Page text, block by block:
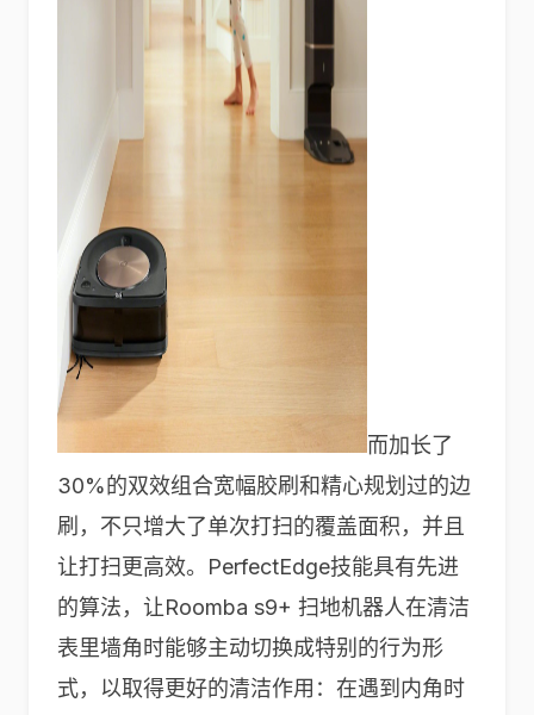
而加长了
30%的双效组合宽幅胶刷和精心规划过的边
刷，不只增大了单次打扫的覆盖面积，并且
让打扫更高效。PerfectEdge技能具有先进
的算法，让Roomba s9+ 扫地机器人在清洁
表里墙角时能够主动切换成特别的行为形
式，以取得更好的清洁作用：在遇到内角时